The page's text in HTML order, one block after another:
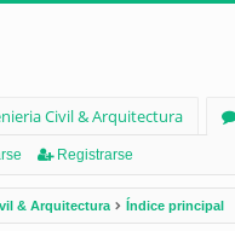
Civil & Arquitectura
Registrarse
& Arquitectura Índice principal